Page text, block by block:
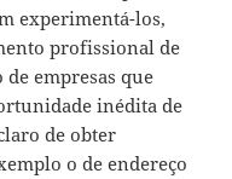
experimentá-los,
profissional de
empresas que
inédita de
de obter
o de endereço